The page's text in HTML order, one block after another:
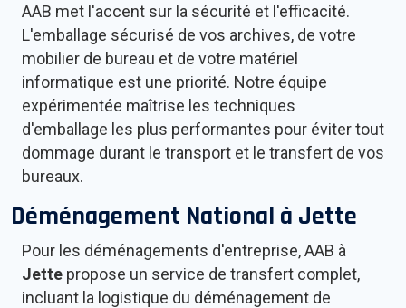
AAB met l'accent sur la sécurité et l'efficacité.
L'emballage sécurisé de vos archives, de votre
mobilier de bureau et de votre matériel
informatique est une priorité. Notre équipe
expérimentée maîtrise les techniques
d'emballage les plus performantes pour éviter tout
dommage durant le transport et le transfert de vos
bureaux.
Déménagement National à Jette
Pour les déménagements d'entreprise, AAB à
Jette propose un service de transfert complet,
incluant la logistique du déménagement de